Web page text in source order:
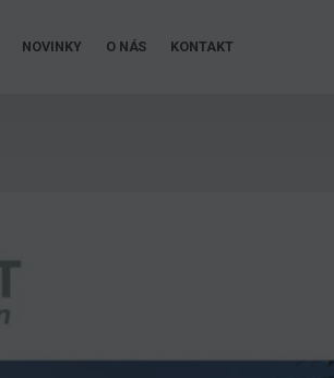
NOVINKY O NÁS KONTAKT